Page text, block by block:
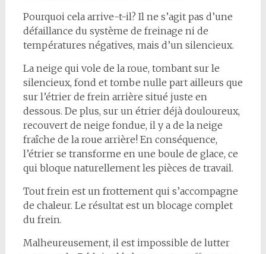
Pourquoi cela arrive-t-il? Il ne s’agit pas d’une
défaillance du système de freinage ni de
températures négatives, mais d’un silencieux.
La neige qui vole de la roue, tombant sur le
silencieux, fond et tombe nulle part ailleurs que
sur l’étrier de frein arrière situé juste en
dessous. De plus, sur un étrier déjà douloureux,
recouvert de neige fondue, il y a de la neige
fraîche de la roue arrière! En conséquence,
l’étrier se transforme en une boule de glace, ce
qui bloque naturellement les pièces de travail.
Tout frein est un frottement qui s’accompagne
de chaleur. Le résultat est un blocage complet
du frein.
Malheureusement, il est impossible de lutter